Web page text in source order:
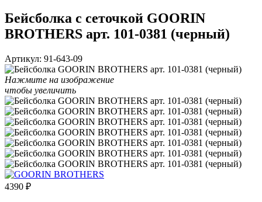
Бейсболка с сеточкой GOORIN
BROTHERS арт. 101-0381 (черный)
Артикул: 91-643-09
Нажмите на изображение
чтобы увеличить
4390 ₽